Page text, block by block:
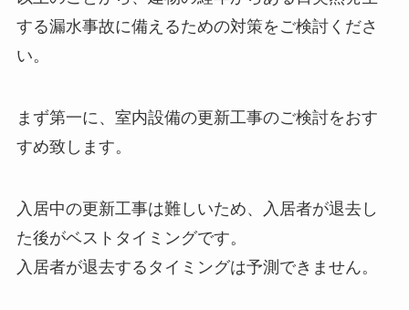
する漏水事故に備えるための対策をご検討くださ
い。
まず第一に、室内設備の更新工事のご検討をおす
すめ致します。
入居中の更新工事は難しいため、入居者が退去し
た後がベストタイミングです。
入居者が退去するタイミングは予測できません。